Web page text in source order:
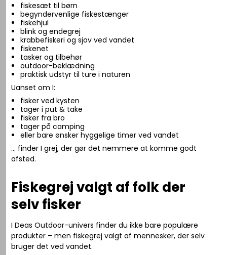
fiskesæt til børn
begyndervenlige fiskestænger
fiskehjul
blink og endegrej
krabbefiskeri og sjov ved vandet
fiskenet
tasker og tilbehør
outdoor-beklædning
praktisk udstyr til ture i naturen
Uanset om I:
fisker ved kysten
tager i put & take
fisker fra bro
tager på camping
eller bare ønsker hyggelige timer ved vandet
… finder I grej, der gør det nemmere at komme godt
afsted.
Fiskegrej valgt af folk der
selv fisker
I Deas Outdoor-univers finder du ikke bare populære
produkter – men fiskegrej valgt af mennesker, der selv
bruger det ved vandet.